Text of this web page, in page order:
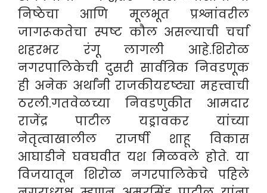
निष्ठेचा आणि मूलभूत प्रश्नांवरील
जागरूकतेचा स्पष्ट कौल असल्याची चर्चा
शहरभर रंगू लागली आहे.शिरोळ
नगरपालिकेची दुसरी सार्वत्रिक निवडणूक
ही अनेक अर्थांनी राजकीयदृष्ट्या महत्त्वाची
ठरली.गतवेळच्या निवडणुकीत आमदार
राजेंद्र पाटील यड्रावकर यांच्या
नेतृत्वाखालील राजर्षी शाहू विकास
आघाडीने घवघवीत यश मिळवले होते. या
विजयातून शिरोळ नगरपालिकेचे पहिले